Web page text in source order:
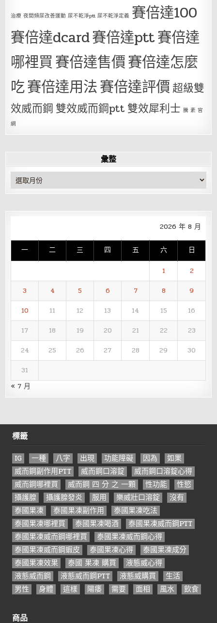
治療 夜間頻尿改善運動 尿不乾淨ptt 尿不乾淨定義 賽倍達100
賽倍達dcard賽倍達ptt賽倍達
哪裡買賽倍達售價賽倍達怎麼
吃賽倍達用法賽倍達評價超級雙
效威而鋼 雙效威而鋼ptt 雙效犀利士 騰 素 官
網
彙整
彙
整
2026 年 8 月
一 二 三 四 五 六 日
1
2
3
4 5 6 7 8
9
10
11 12 13 14 15
16
17
18 19 20 21 22
23
24
25 26 27 28 29
30
31
« 7 月
標籤
IG 一種 八字 出現 功能障礙 因為
如果
威而鋼副作用PTT
威而鋼口溶錠
威而鋼口溶錠心得
威而鋼哪裡買
威而鋼 四 分 之 一顆 性功能
性慾
攝護腺
攝護腺發炎 服用 樂威壯口溶錠
沒有
泰國果凍
泰國果凍副作用
泰國果凍吃法
泰國果凍哪裡買
泰國果凍喝酒
泰國果凍威而鋼PTT
泰國果凍威而鋼哪裡買
泰國果凍威而鋼心得
泰國果凍威而鋼蝦皮
泰國果凍心得
泰國果凍成分
泰國果凍效果
泰國 果凍 購買
液態威心得
液態威而鋼
液態威而鋼PTT 液態威購買
生活
男性
身體 這樣 陽痿 需要 面相 風水 飲食
商品